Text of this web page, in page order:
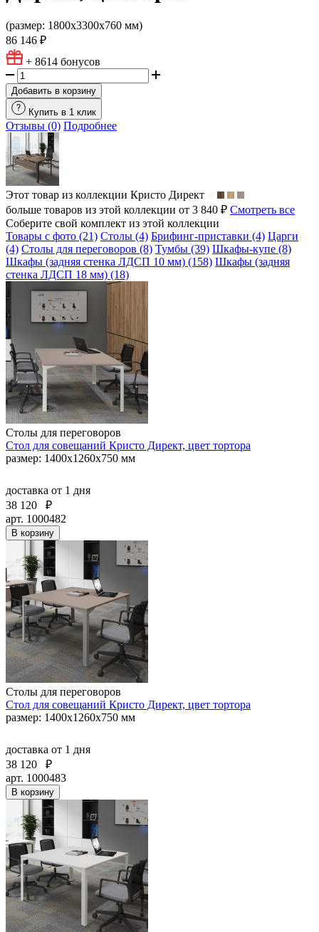
(размер: 1800х3300х760 мм)
86 146 ₽
+ 8614 бонусов
Добавить в корзину
Купить в 1 клик
Отзывы (0) Подробнее
Этот товар из коллекции Кристо Директ
больше товаров из этой коллекции от 3 840 ₽ Смотреть все
Соберите свой комплект из этой коллекции
Товары с фото (21) Столы (4) Брифинг-приставки (4) Царги
(4) Столы для переговоров (8) Тумбы (39) Шкафы-купе (8)
Шкафы (задняя стенка ЛДСП 10 мм) (158) Шкафы (задняя
стенка ЛДСП 18 мм) (18)
Столы для переговоров
Стол для совещаний Кристо Директ, цвет тортора
размер: 1400х1260х750 мм
доставка от 1 дня
38 120
₽
арт. 1000482
В корзину
Столы для переговоров
Стол для совещаний Кристо Директ, цвет тортора
размер: 1400х1260х750 мм
доставка от 1 дня
38 120
₽
арт. 1000483
В корзину